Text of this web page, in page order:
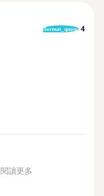
format_quote 4
閱讀更多